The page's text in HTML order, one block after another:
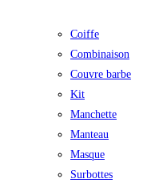
Coiffe
Combinaison
Couvre barbe
Kit
Manchette
Manteau
Masque
Surbottes